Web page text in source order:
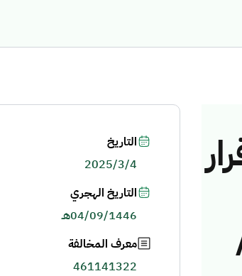
التاريخ
2025/3/4
التاريخ الهجري
04/09/1446هـ
معرف المخالفة
461141322